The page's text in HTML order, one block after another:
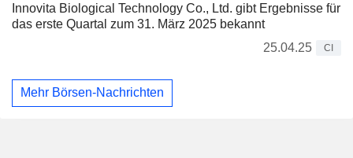
Innovita Biological Technology Co., Ltd. gibt Ergebnisse für
das erste Quartal zum 31. März 2025 bekannt
25.04.25
CI
Mehr Börsen-Nachrichten